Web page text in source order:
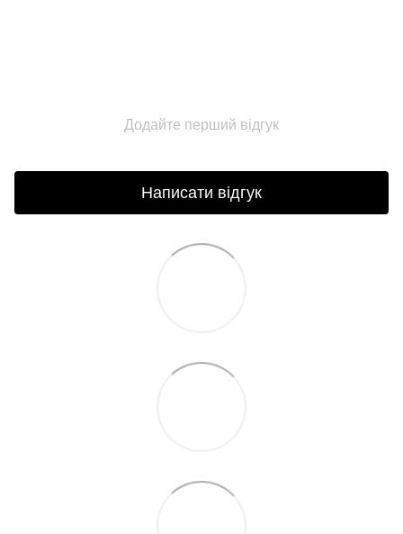
Додайте перший відгук
Написати відгук